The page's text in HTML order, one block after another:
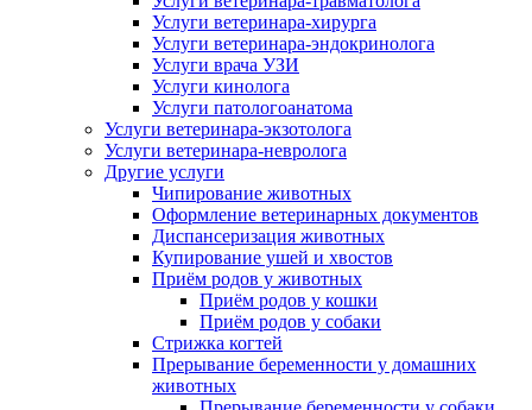
Услуги ветеринара-хирурга
Услуги ветеринара-эндокринолога
Услуги врача УЗИ
Услуги кинолога
Услуги патологоанатома
Услуги ветеринара-экзотолога
Услуги ветеринара-невролога
Другие услуги
Чипирование животных
Оформление ветеринарных документов
Диспансеризация животных
Купирование ушей и хвостов
Приём родов у животных
Приём родов у кошки
Приём родов у собаки
Стрижка когтей
Прерывание беременности у домашних
животных